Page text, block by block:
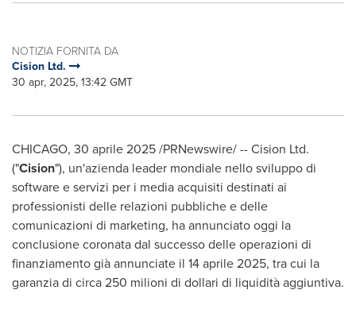
NOTIZIA FORNITA DA
Cision Ltd.
30 apr, 2025, 13:42 GMT
CHICAGO, 30 aprile 2025/PRNewswire/ -- Cision Ltd.
("Cision"), un'azienda leader mondiale nello sviluppo di
software e servizi per i media acquisiti destinati ai
professionisti delle relazioni pubbliche e delle
comunicazioni di marketing, ha annunciato oggi la
conclusione coronata dal successo delle operazioni di
finanziamento già annunciate il 14 aprile 2025, tra cui la
garanzia di circa 250 milioni di dollari di liquidità aggiuntiva.